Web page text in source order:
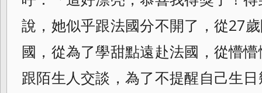
說， 她似乎跟法國分不開了，從27
國， 從為了學甜點遠赴法國， 從懵
跟陌生人交談，為了不提醒自己生